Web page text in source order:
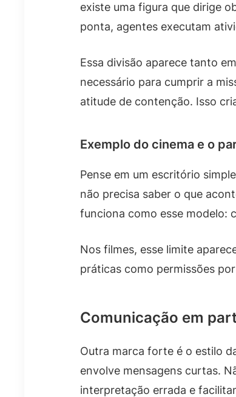
existe uma figura que dirige
ponta, agentes executam
Essa divisão aparece tanto
necessário para cumprir a
atitude de contenção. Isso
Exemplo do cinema e o
Pense em um escritório
não precisa saber o que
funciona como esse modelo:
Nos filmes, esse limite
práticas como permissões
Comunicação em
Outra marca forte é o estilo
envolve mensagens curtas.
interpretação errada e